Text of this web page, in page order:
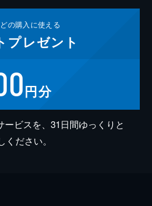
の購入に使える
プレゼント
円分
ビスを、31日間ゆっくりと
ください。